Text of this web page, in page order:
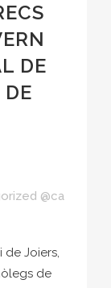
DE
DE
@ca
de Joiers,
de